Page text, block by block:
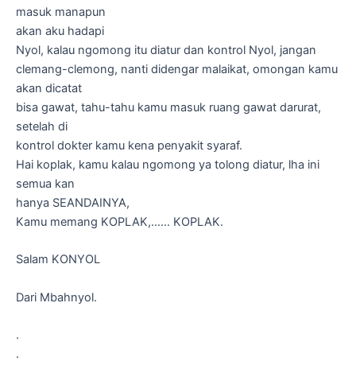
masuk manapun
akan aku hadapi
Nyol, kalau ngomong itu diatur dan kontrol Nyol, jangan
clemang-clemong, nanti didengar malaikat, omongan kamu
akan dicatat
bisa gawat, tahu-tahu kamu masuk ruang gawat darurat,
setelah di
kontrol dokter kamu kena penyakit syaraf.
Hai koplak, kamu kalau ngomong ya tolong diatur, lha ini
semua kan
hanya SEANDAINYA,
Kamu memang KOPLAK,…… KOPLAK.
Salam KONYOL
Dari Mbahnyol.
.
.